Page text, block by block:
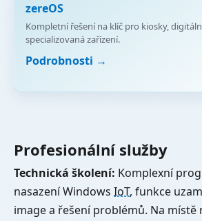
zereOS
Kompletní řešení na klíč pro kiosky,
specializovaná zařízení.
Podrobnosti →
Profesionální služby
Technická školení: Komplexní
nasazení Windows IoT, funkce
image a řešení problémů. Na místě